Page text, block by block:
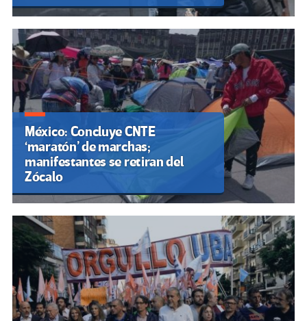
México: Concluye CNTE
‘maratón’ de marchas;
manifestantes se retiran del
Zócalo